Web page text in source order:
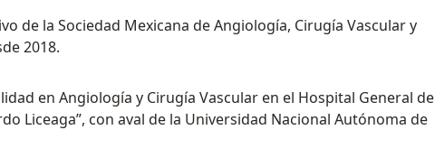
de la Sociedad Mexicana de Angiología, Cirugía Vascular y
2018.
en Angiología y Cirugía Vascular en el Hospital General de
Liceaga”, con aval de la Universidad Nacional Autónoma de